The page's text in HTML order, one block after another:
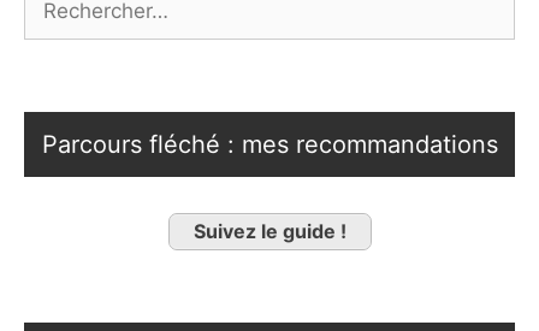
Parcours fléché : mes recommandations
Suivez le guide !